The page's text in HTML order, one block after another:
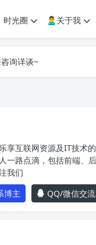
时光圈 🙎‍♂️关于我
询详谈~
询详谈~
享互联网资源及IT技术的
一路点滴，包括前端、
我们
博主
QQ/微信交